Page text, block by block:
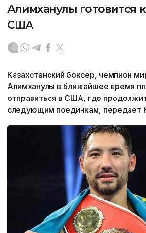
Алимханулы готовится
США
Казахстанский боксер, чемпион
Алимханулы в ближайшее время
отправиться в США, где
следующим поединкам, передает